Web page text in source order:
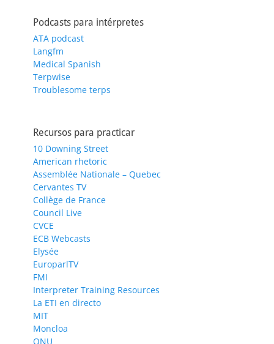
Podcasts para intérpretes
ATA podcast
Langfm
Medical Spanish
Terpwise
Troublesome terps
Recursos para practicar
10 Downing Street
American rhetoric
Assemblée Nationale – Quebec
Cervantes TV
Collège de France
Council Live
CVCE
ECB Webcasts
Elysée
EuroparlTV
FMI
Interpreter Training Resources
La ETI en directo
MIT
Moncloa
ONU